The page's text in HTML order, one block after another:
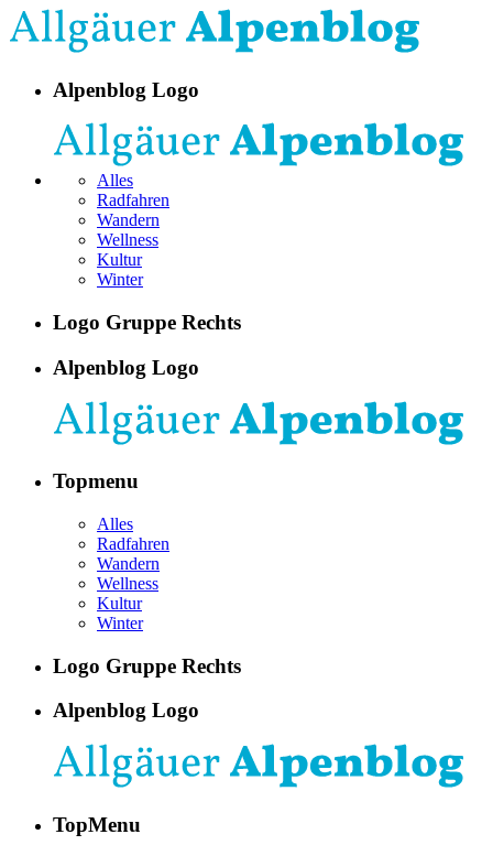
Alpenblog Logo
Alles
Radfahren
Wandern
Wellness
Kultur
Winter
Logo Gruppe Rechts
Alpenblog Logo
Topmenu
Alles
Radfahren
Wandern
Wellness
Kultur
Winter
Logo Gruppe Rechts
Alpenblog Logo
TopMenu